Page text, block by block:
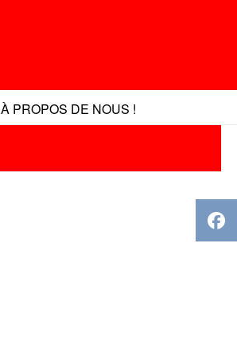
À PROPOS DE NOUS !